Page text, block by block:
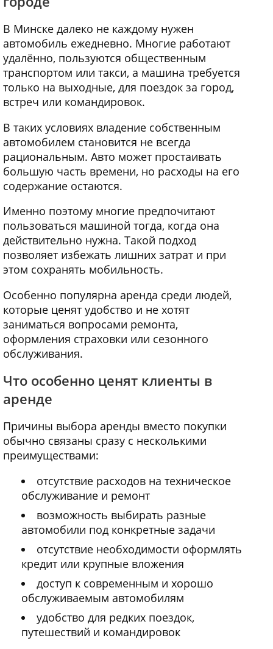
В Минске далеко не каждому нужен
автомобиль ежедневно. Многие работают
удалённо, пользуются общественным
транспортом или такси, а машина требуется
только на выходные, для поездок за город,
встреч или командировок.
В таких условиях владение собственным
автомобилем становится не всегда
рациональным. Авто может простаивать
большую часть времени, но расходы на его
содержание остаются.
Именно поэтому многие предпочитают
пользоваться машиной тогда, когда она
действительно нужна. Такой подход
позволяет избежать лишних затрат и при
этом сохранять мобильность.
Особенно популярна аренда среди людей,
которые ценят удобство и не хотят
заниматься вопросами ремонта,
оформления страховки или сезонного
обслуживания.
Что особенно ценят клиенты в
аренде
Причины выбора аренды вместо покупки
обычно связаны сразу с несколькими
преимуществами:
отсутствие расходов на техническое
обслуживание и ремонт
возможность выбирать разные
автомобили под конкретные задачи
отсутствие необходимости оформлять
кредит или крупные вложения
доступ к современным и хорошо
обслуживаемым автомобилям
удобство для редких поездок,
путешествий и командировок